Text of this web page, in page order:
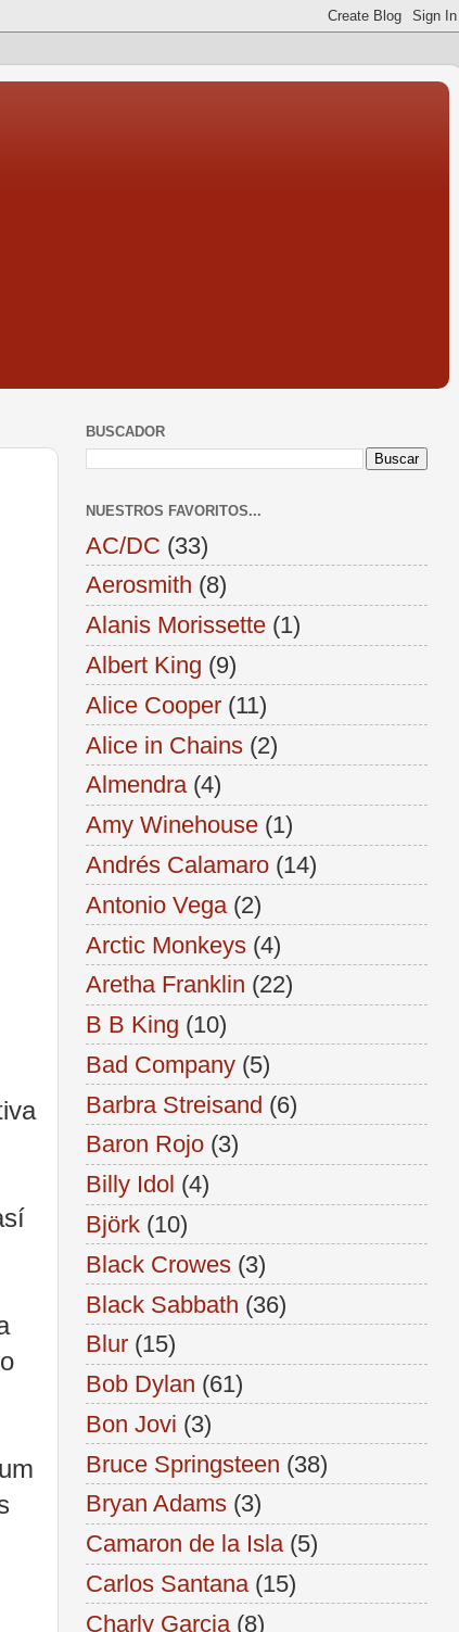
BUSCADOR
NUESTROS FAVORITOS...
AC/DC (33)
Aerosmith (8)
Alanis Morissette (1)
Albert King (9)
Alice Cooper (11)
Alice in Chains (2)
Almendra (4)
Amy Winehouse (1)
Andrés Calamaro (14)
Antonio Vega (2)
Arctic Monkeys (4)
Aretha Franklin (22)
B B King (10)
Bad Company (5)
Barbra Streisand (6)
Baron Rojo (3)
Billy Idol (4)
Björk (10)
Black Crowes (3)
Black Sabbath (36)
Blur (15)
Bob Dylan (61)
Bon Jovi (3)
Bruce Springsteen (38)
Bryan Adams (3)
Camaron de la Isla (5)
Carlos Santana (15)
Charly Garcia (8)